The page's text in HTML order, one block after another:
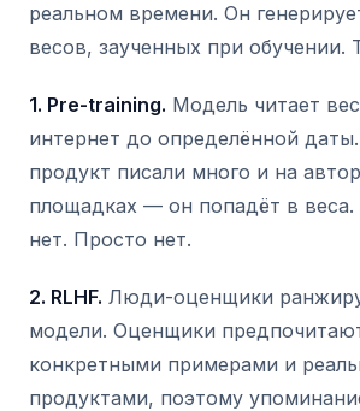
реальном времени. Он
весов, заученных при обучении.
1. Pre-training. Модель читает
интернет до определённой
продукт писали много и на
площадках — он попадёт в
нет. Просто нет.
2. RLHF. Люди-оценщики
модели. Оценщики
конкретными примерами и
продуктами, поэтому